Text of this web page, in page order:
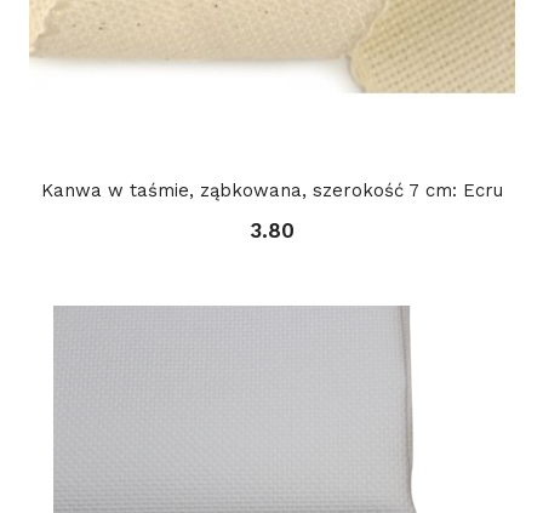
Kanwa w taśmie, ząbkowana, szerokość 7 cm: Ecru
3.80